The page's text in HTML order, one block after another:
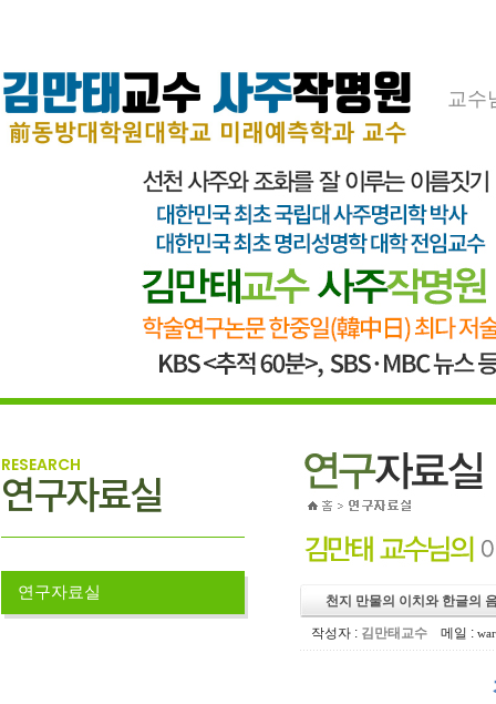
교수
RESEARCH
연구자료실
연구자료실 천지 만물의 이치와 한글의
작성자 : 김만태교수 메일 :